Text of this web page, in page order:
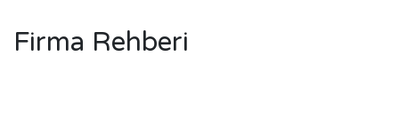
Firma Rehberi